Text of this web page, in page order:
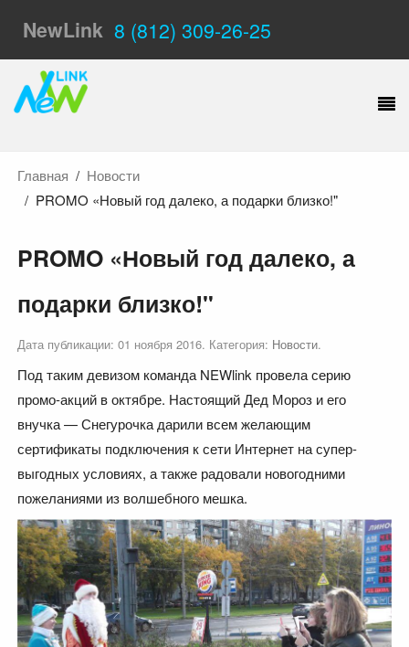
NewLink 8 (812) 309-26-25
Главная
Новости
PROMO «Новый год далеко, а подарки близко!"
PROMO «Новый год далеко, а
подарки близко!"
Дата публикации: 01 ноября 2016. Категория: Новости.
Под таким девизом команда NEWlink провела серию
промо-акций в октябре. Настоящий Дед Мороз и его
внучка — Снегурочка дарили всем желающим
сертификаты подключения к сети Интернет на супер-
выгодных условиях, а также радовали новогодними
пожеланиями из волшебного мешка.